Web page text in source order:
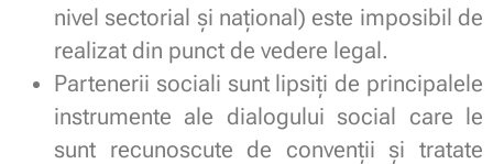
nivel sectorial și național) este imposibil de
realizat din punct de vedere legal.
Partenerii sociali sunt lipsiți de principalele
instrumente ale dialogului social care le
sunt recunoscute de convenții și tratate